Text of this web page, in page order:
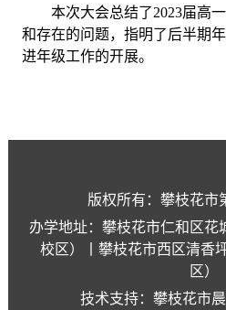
本次大会总结了2023届高
和存在的问题，指明了后半期
进年级工作的开展。
版权所有：攀枝花市
办学地址：攀枝花市仁和区花
校区）丨攀枝花市西区清香
区）
技术支持：攀枝花市